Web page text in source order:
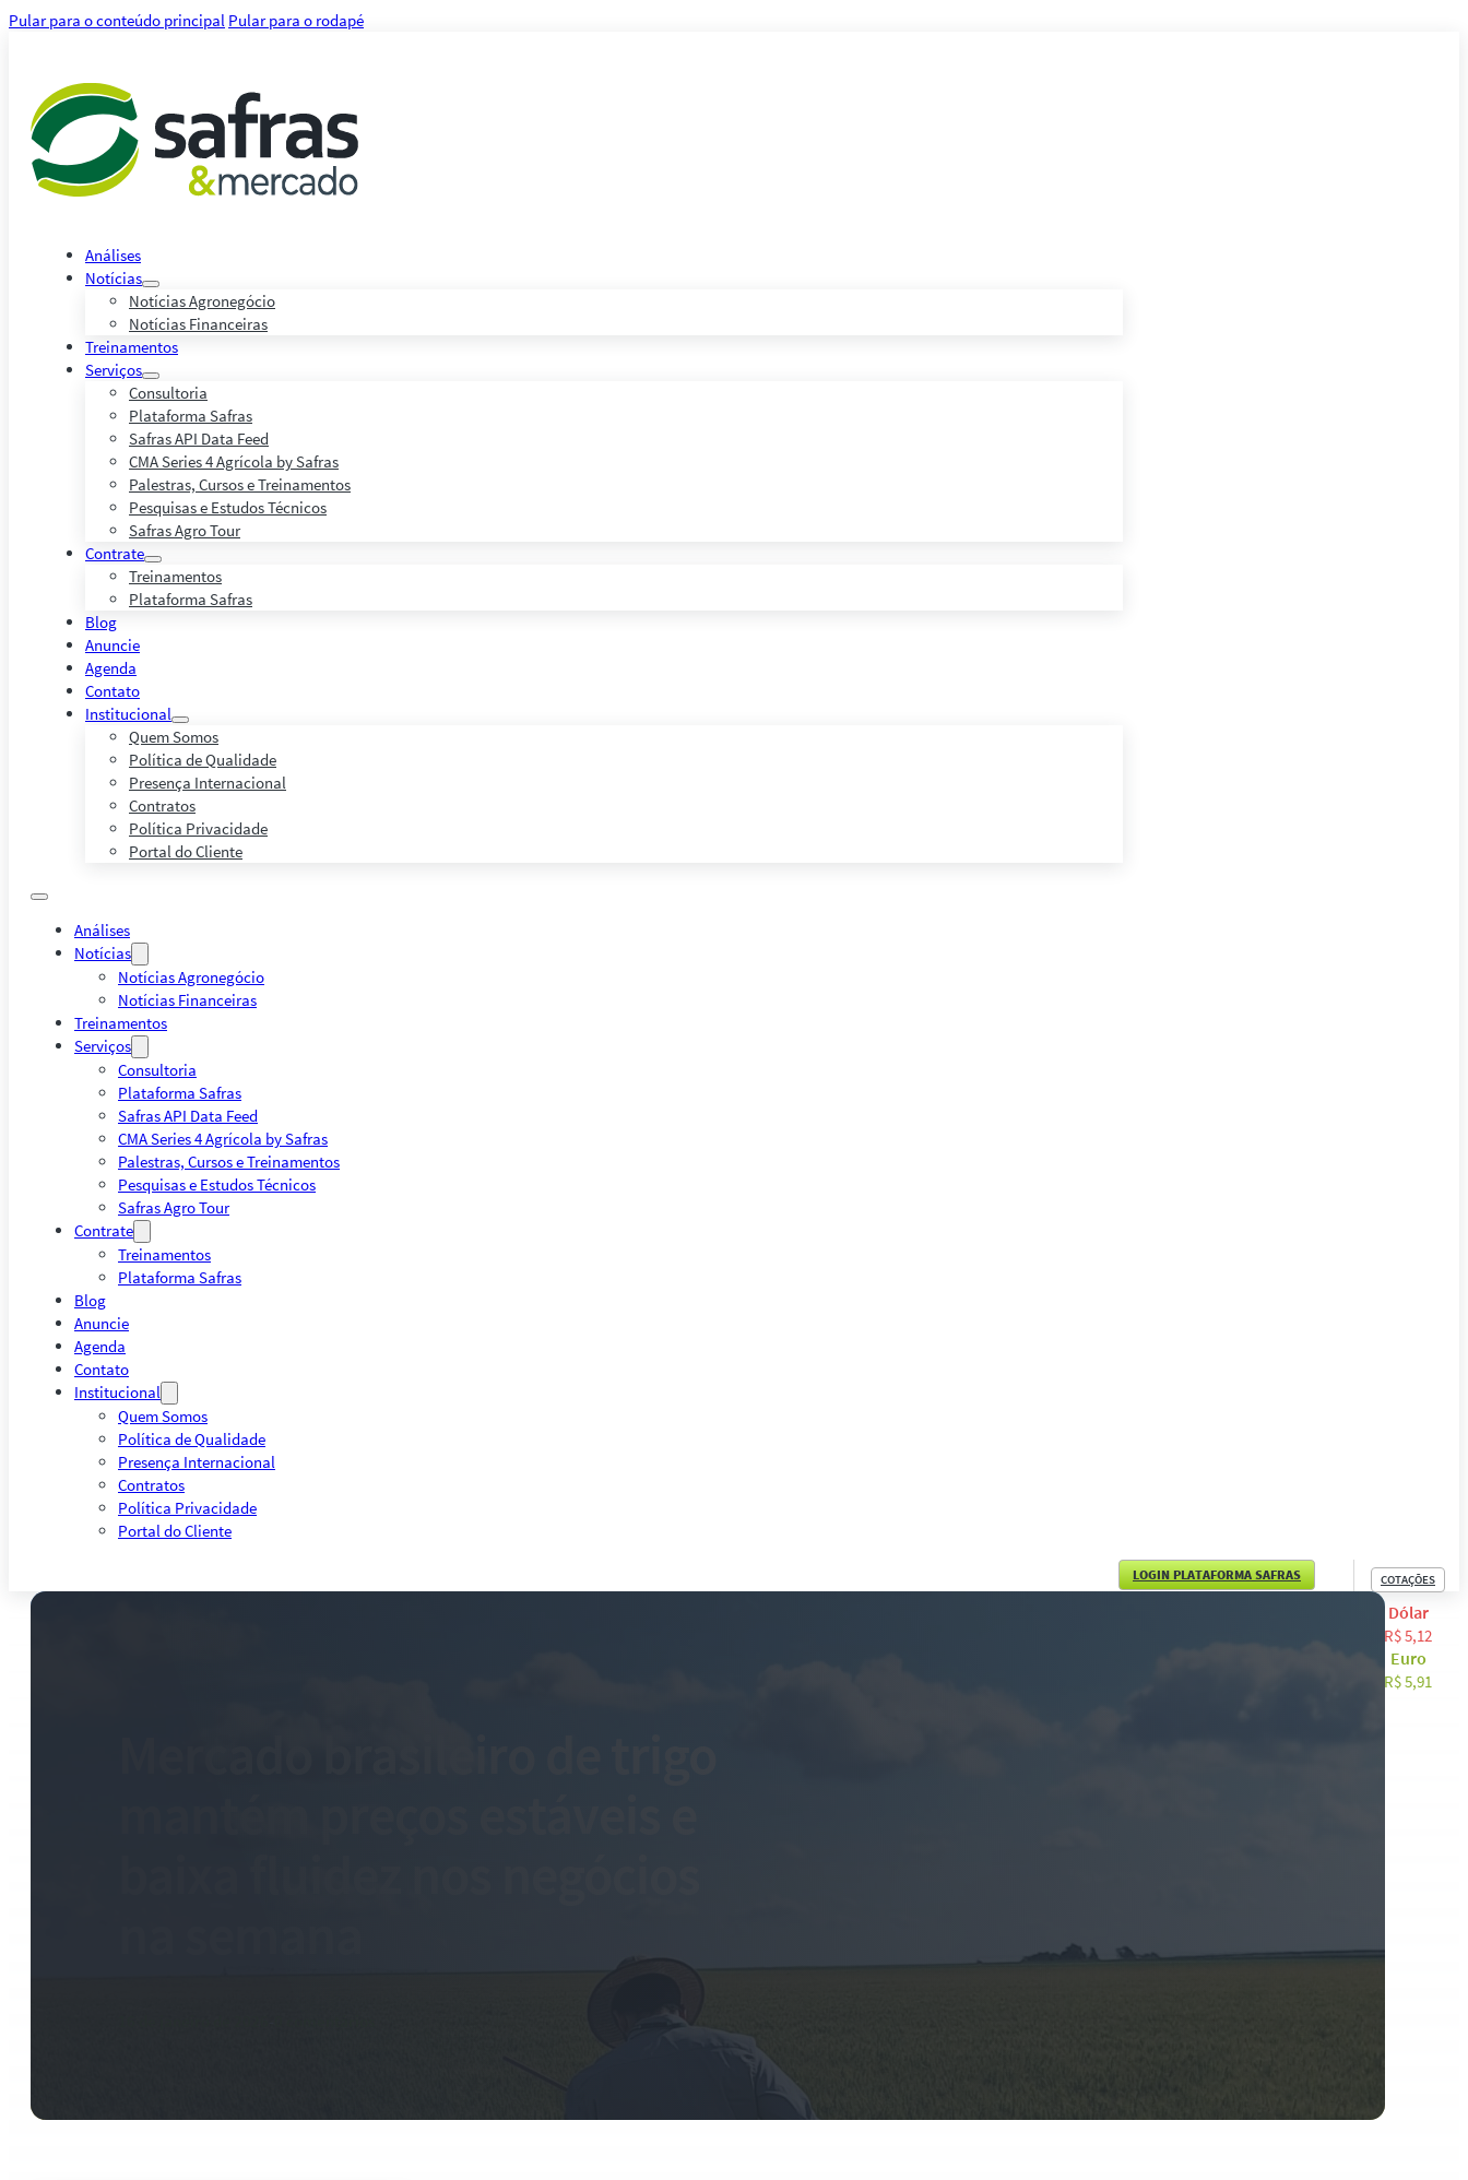
Pular para o conteúdo principal Pular para o rodapé
Análises
Notícias
Notícias Agronegócio
Notícias Financeiras
Treinamentos
Serviços
Consultoria
Plataforma Safras
Safras API Data Feed
CMA Series 4 Agrícola by Safras
Palestras, Cursos e Treinamentos
Pesquisas e Estudos Técnicos
Safras Agro Tour
Contrate
Treinamentos
Plataforma Safras
Blog
Anuncie
Agenda
Contato
Institucional
Quem Somos
Política de Qualidade
Presença Internacional
Contratos
Política Privacidade
Portal do Cliente
Análises
Notícias
Notícias Agronegócio
Notícias Financeiras
Treinamentos
Serviços
Consultoria
Plataforma Safras
Safras API Data Feed
CMA Series 4 Agrícola by Safras
Palestras, Cursos e Treinamentos
Pesquisas e Estudos Técnicos
Safras Agro Tour
Contrate
Treinamentos
Plataforma Safras
Blog
Anuncie
Agenda
Contato
Institucional
Quem Somos
Política de Qualidade
Presença Internacional
Contratos
Política Privacidade
Portal do Cliente
LOGIN PLATAFORMA SAFRAS COTAÇÕES
Dólar
R$ 5,12
Euro
R$ 5,91